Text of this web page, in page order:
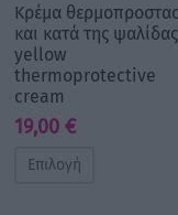
Κρέμα
και κατά της
yellow
thermoprotective
cream
19,00 €
Επιλογή